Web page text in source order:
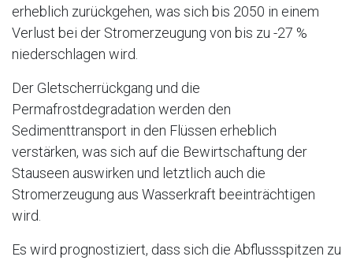
erheblich zurückgehen, was sich bis 2050 in einem
Verlust bei der Stromerzeugung von bis zu -27 %
niederschlagen wird.
Der Gletscherrückgang und die
Permafrostdegradation werden den
Sedimenttransport in den Flüssen erheblich
verstärken, was sich auf die Bewirtschaftung der
Stauseen auswirken und letztlich auch die
Stromerzeugung aus Wasserkraft beeinträchtigen
wird.
Es wird prognostiziert, dass sich die Abflussspitzen zu